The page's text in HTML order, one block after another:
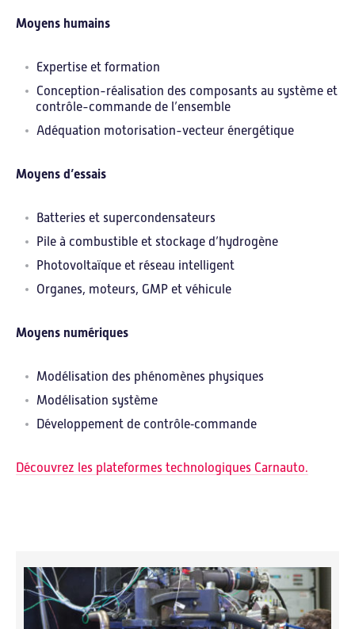
TWITTER
YOUTUBE
INSCRIPTION À LA NEWSLETTER
Moyens humains
Expertise et formation
Conception-réalisation des composants au système et
contrôle-commande de l’ensemble
Adéquation motorisation-vecteur énergétique
Moyens d’essais
Batteries et supercondensateurs
Pile à combustible et stockage d’hydrogène
Photovoltaïque et réseau intelligent
Organes, moteurs, GMP et véhicule
Moyens numériques
Modélisation des phénomènes physiques
Modélisation système
Développement de contrôle‑commande
Découvrez les plateformes technologiques Carnauto.